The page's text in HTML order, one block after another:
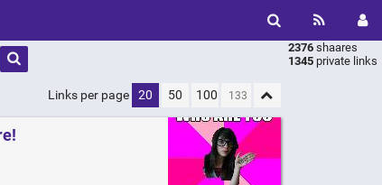
2376 shaares
1345 private links
Type 1 or
more
characters
results.
Links per page 20 50 100